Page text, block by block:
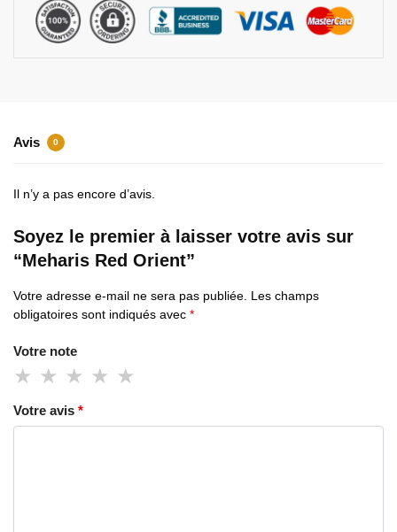
Avis 0
Il n’y a pas encore d’avis.
Soyez le premier à laisser votre avis sur
“Meharis Red Orient”
Votre adresse e-mail ne sera pas publiée. Les champs
obligatoires sont indiqués avec *
Votre note
Votre avis *